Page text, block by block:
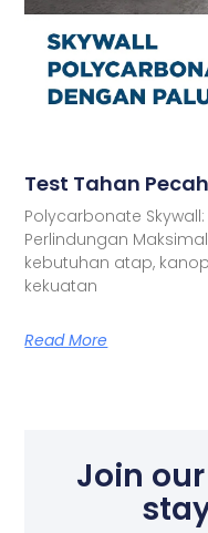
Test Tahan Pecah
Polycarbonate
Perlindungan
kebutuhan atap,
kekuatan
Read More
Join